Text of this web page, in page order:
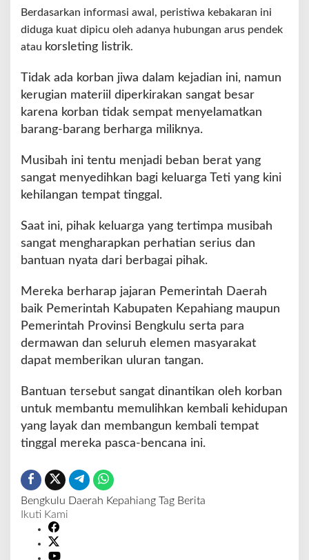
Berdasarkan informasi awal, peristiwa kebakaran ini
diduga kuat dipicu oleh adanya hubungan arus pendek
atau korsleting listrik.
Tidak ada korban jiwa dalam kejadian ini, namun
kerugian materiil diperkirakan sangat besar
karena korban tidak sempat menyelamatkan
barang-barang berharga miliknya.
Musibah ini tentu menjadi beban berat yang
sangat menyedihkan bagi keluarga Teti yang kini
kehilangan tempat tinggal.
Saat ini, pihak keluarga yang tertimpa musibah
sangat mengharapkan perhatian serius dan
bantuan nyata dari berbagai pihak.
Mereka berharap jajaran Pemerintah Daerah
baik Pemerintah Kabupaten Kepahiang maupun
Pemerintah Provinsi Bengkulu serta para
dermawan dan seluruh elemen masyarakat
dapat memberikan uluran tangan.
Bantuan tersebut sangat dinantikan oleh korban
untuk membantu memulihkan kembali kehidupan
yang layak dan membangun kembali tempat
tinggal mereka pasca-bencana ini.
Bengkulu Daerah Kepahiang Tag Berita
Ikuti Kami